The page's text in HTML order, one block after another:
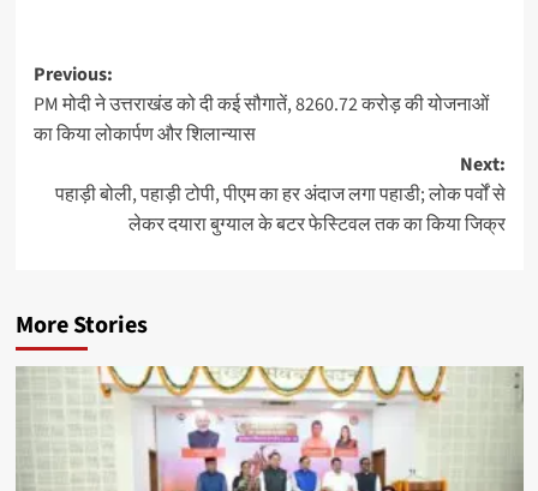
Post
navigation
Previous:
PM मोदी ने उत्तराखंड को दी कई सौगातें, 8260.72 करोड़ की योजनाओं
का किया लोकार्पण और शिलान्यास
Next:
पहाड़ी बोली, पहाड़ी टोपी, पीएम का हर अंदाज लगा पहाडी; लोक पर्वों से
लेकर दयारा बुग्याल के बटर फेस्टिवल तक का किया जिक्र
More Stories